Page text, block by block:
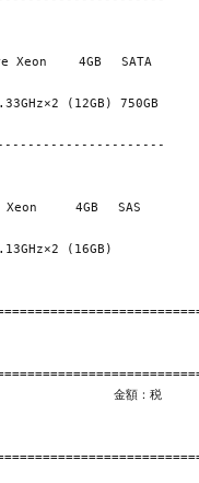
　　 金額：税